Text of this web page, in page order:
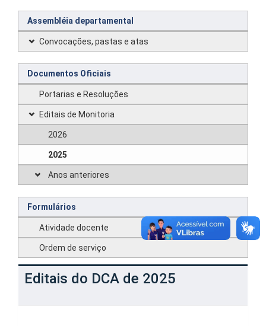
Assembléia departamental
Convocações, pastas e atas
Documentos Oficiais
Portarias e Resoluções
Editais de Monitoria
2026
2025
Anos anteriores
Formulários
Atividade docente
Ordem de serviço
Editais do DCA de 2025